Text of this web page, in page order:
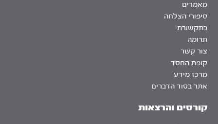
מאמרים
סיפורי הצלחה
בתקשורת
תרומה
צור קשר
קופת החסד
מרכז מידע
אתר בסוד הדברים
קורסים והרצאות